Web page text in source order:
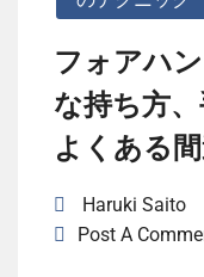
フォアハ
な持ち方
よくある
Haruki Saito
Post A